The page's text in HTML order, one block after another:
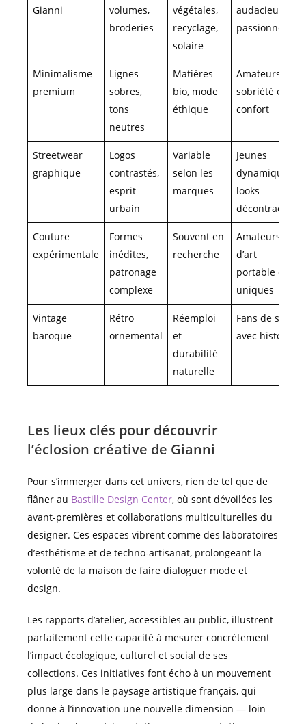
Gianni
volumes,
broderies
végétales,
recyclage,
solaire
audacieux et
passionnés
Minimalisme
premium
Lignes
sobres,
tons
neutres
Matières
bio, mode
éthique
Amateurs de
sobriété et
confort
Streetwear
graphique
Logos
contrastés,
esprit
urbain
Variable
selon les
marques
Jeunes
dynamiques,
looks
décontractés
Couture
expérimentale
Formes
inédites,
patronage
complexe
Souvent en
recherche
Amateurs
d’art
portable et
uniques
Vintage
baroque
Rétro
ornemental
Réemploi
et
durabilité
naturelle
Fans de style
avec histoire
Les lieux clés pour découvrir
l’éclosion créative de Gianni
Pour s’immerger dans cet univers, rien de tel que de
flâner au Bastille Design Center, où sont dévoilées les
avant-premières et collaborations multiculturelles du
designer. Ces espaces vibrent comme des laboratoires
d’esthétisme et de techno-artisanat, prolongeant la
volonté de la maison de faire dialoguer mode et
design.
Les rapports d’atelier, accessibles au public, illustrent
parfaitement cette capacité à mesurer concrètement
l’impact écologique, culturel et social de ses
collections. Ces initiatives font écho à un mouvement
plus large dans le paysage artistique français, qui
donne à l’innovation une nouvelle dimension — loin